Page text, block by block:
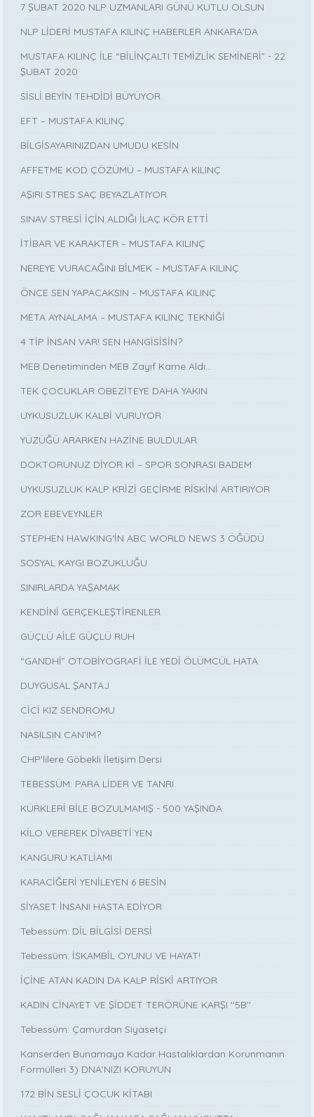
7 ŞUBAT 2020 NLP UZMANLARI GÜNÜ KUTLU OLSUN
NLP LİDERİ MUSTAFA KILINÇ HABERLER ANKARA’DA
MUSTAFA KILINÇ İLE “BİLİNÇALTI TEMİZLİK SEMİNERİ” - 22
ŞUBAT 2020
SİSLİ BEYİN TEHDİDİ BÜYÜYOR
EFT – MUSTAFA KILINÇ
BİLGİSAYARINIZDAN UMUDU KESİN
AFFETME KOD ÇÖZÜMÜ – MUSTAFA KILINÇ
AŞIRI STRES SAÇ BEYAZLATIYOR.
SINAV STRESİ İÇİN ALDIĞI İLAÇ KÖR ETTİ
İTİBAR VE KARAKTER – MUSTAFA KILINÇ
NEREYE VURACAĞINI BİLMEK – MUSTAFA KILINÇ
ÖNCE SEN YAPACAKSIN – MUSTAFA KILINÇ
META AYNALAMA – MUSTAFA KILINÇ TEKNİĞİ
4 TİP İNSAN VAR! SEN HANGİSİSİN?
MEB Denetiminden MEB Zayıf Karne Aldı…
TEK ÇOCUKLAR OBEZİTEYE DAHA YAKIN
UYKUSUZLUK KALBİ VURUYOR
YÜZÜĞÜ ARARKEN HAZİNE BULDULAR
DOKTORUNUZ DİYOR Kİ – SPOR SONRASI BADEM
UYKUSUZLUK KALP KRİZİ GEÇİRME RİSKİNİ ARTIRIYOR
ZOR EBEVEYNLER
STEPHEN HAWKING‘İN ABC WORLD NEWS 3 ÖĞÜDÜ
SOSYAL KAYGI BOZUKLUĞU
SINIRLARDA YAŞAMAK
KENDİNİ GERÇEKLEŞTİRENLER
GÜÇLÜ AİLE GÜÇLÜ RUH
“GANDHİ” OTOBİYOGRAFİ İLE YEDİ ÖLÜMCÜL HATA
DUYGUSAL ŞANTAJ
CİCİ KIZ SENDROMU
NASILSIN CAN’IM?
CHP'lilere Göbekli İletişim Dersi
TEBESSÜM: PARA LİDER VE TANRI
KÜRKLERİ BİLE BOZULMAMIŞ - 500 YAŞINDA
KİLO VEREREK DİYABETİ YEN
KANGURU KATLİAMI
KARACİĞERİ YENİLEYEN 6 BESİN
SİYASET İNSANI HASTA EDİYOR
Tebessüm: DİL BİLGİSİ DERSİ
Tebessüm: İSKAMBİL OYUNU VE HAYAT!
İÇİNE ATAN KADIN DA KALP RİSKİ ARTIYOR
KADIN CİNAYET VE ŞİDDET TERÖRÜNE KARŞI ''5B''
Tebessüm: Çamurdan Siyasetçi
Kanserden Bunamaya Kadar Hastalıklardan Korunmanın
Formülleri 3) DNA'NIZI KORUYUN
172 BİN SESLİ ÇOCUK KİTABI